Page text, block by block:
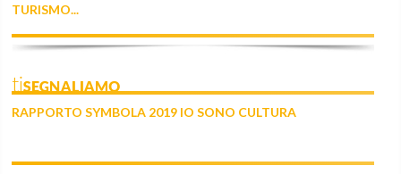
TURISMO...
tiSEGNALIAMO
RAPPORTO SYMBOLA 2019 IO SONO CULTURA